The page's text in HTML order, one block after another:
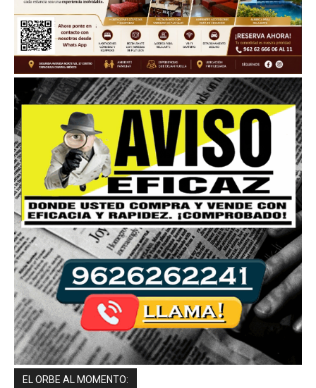
EL ORBE AL MOMENTO: